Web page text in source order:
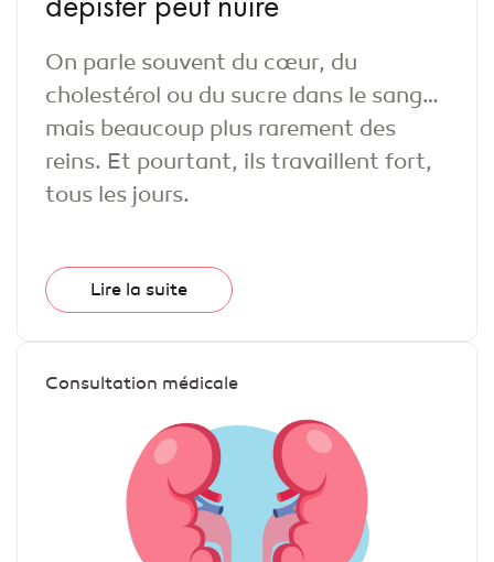
On parle souvent du cœur, du
cholestérol ou du sucre dans le sang…
mais beaucoup plus rarement des
reins. Et pourtant, ils travaillent fort,
tous les jours.
Lire la suite
Consultation médicale